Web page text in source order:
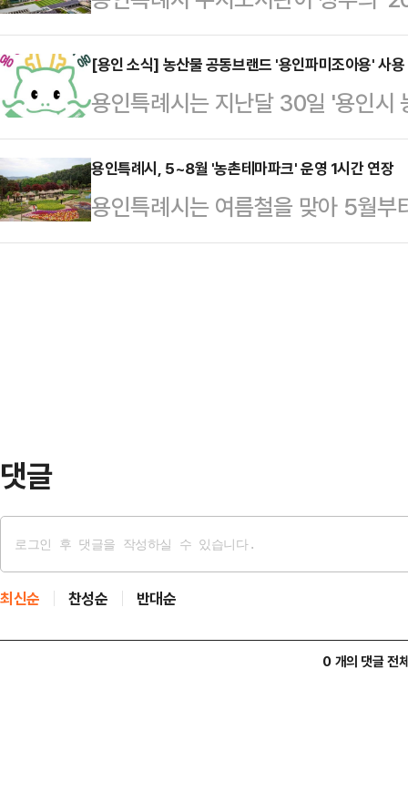
…
모두 예방 효과와 감염병 대응력을
운영되던 HPV 국가예방접종 지원
2014년 1월 1일부터 12월 31일 사
HPV 4가…
관 통계조사'에서 3년 연속 가장 많
시에 따르면 문화체육관광부가 도
대상으로 회원 수, 인쇄 자료와 전
서관의 대출 권수는 총 85만 526
도서관은 2024년과 2025년 전국
87만 9485권, 총 91만 884권으로
있…
[용인 소식] 농산물 공동브랜드 '용인파미조아용' 사용
용인특례시는 지난달 30일 '용인시
열고 지역 내 11곳의 농가와 단체
용 대상으로 최종 선정했다고 1일
는 '팜(Farm)'의 친근한 표현인 ‘파
용'을 결합한 명칭이다.시는 3월 '용
용인특례시, 5~8월 '농촌테마파크' 운영 1시간 연장
용인특례시는 여름철을 맞아 5월
시간 연장한다고 1일 밝혔다.운영
댓글
최신순 찬성순 반대순
0 개의 댓글 전